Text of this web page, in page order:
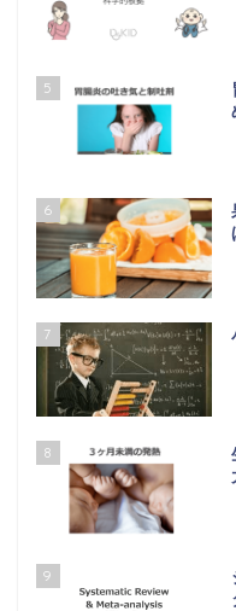
5
6
7
8
9